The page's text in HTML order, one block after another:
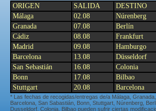
ORIGEN SALIDA DESTINO
Málaga
02.08 Núrenberg
Granada
07.08 Berlín
Cádiz
08.08 Frankfurt
Madrid
09.08 Hamburgo
Barcelona
13.08 Düsseldorf
San Sebastián
16.08 Colonia
Bonn
17.08 Bilbao
Stuttgart
20.08 Barcelona
* Las fechas de recogidas/entregas de/a Málaga,
Barcelona, San Sabastián, Bonn, Stuttgart, Núrenberg,
Dusseldorf, Colonia, Bilbao pueden sufrir ciertas